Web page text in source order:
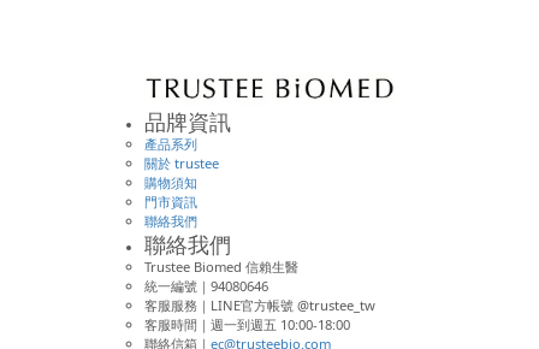
品牌資訊
產品系列
關於 trustee
購物須知
門市資訊
聯絡我們
聯絡我們
Trustee Biomed 信賴生醫
統一編號｜94080646
客服服務｜LINE官方帳號 @trustee_tw
客服時間｜週一到週五 10:00-18:00
聯絡信箱｜ ec@trusteebio.com